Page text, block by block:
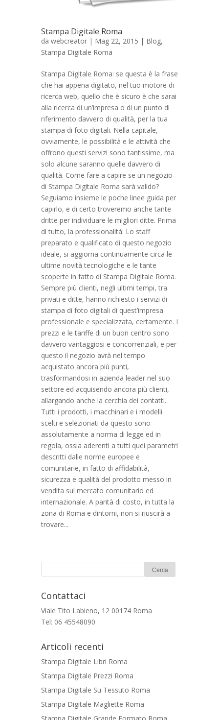
Stampa Digitale Roma
da webcreator | Mag 22, 2015 | Blog,
Stampa Digitale Roma
Stampa Digitale Roma: se questa è la frase
che hai appena digitato, nel tuo motore di
ricerca web, quello che è sicuro è che sarai
alla ricerca di un’impresa o di un punto di
riferimento davvero di qualità, per la tua
stampa di foto digitali. Nella capitale,
ovviamente, le possibilità e le attività che
offrono questi servizi sono tantissime, ma
solo alcune saranno quelle davvero di
qualità. Come fare a capire se un negozio
di Stampa Digitale Roma sarà valido?
Seguiamo insieme le poche linee guida per
capirlo, e di certo troveremo anche tante
dritte per individuare le migliori ditte. Prima
di tutto, la professionalità: Lo staff
preparato e qualificato di questo negozio
ideale, si aggiorna continuamente circa le
ultime novità tecnologiche e le tante
scoperte in fatto di Stampa Digitale Roma.
Sempre più clienti, negli ultimi tempi, tra
privati e ditte, hanno richiesto i servizi di
stampa di foto digitali di quest’impresa
professionale e specializzata, certamente. I
prezzi e le tariffe di un buon centro sono
davvero vantaggiosi e concorrenziali, e per
questo il negozio avrà nel tempo
acquistato ancora più punti,
trasformandosi in azienda leader nel suo
settore ed acquisendo ancora più clienti,
allargando anche la cerchia dei contatti.
Tutti i prodotti, i macchinari e i modelli
scelti e selezionati da questo sono
assolutamente a norma di legge ed in
regola, ossia aderenti a tutti quei parametri
descritti dalle norme europee e
comunitarie, in fatto di affidabilità,
sicurezza e qualità del prodotto messo in
vendita sul mercato comunitario ed
internazionale. A parità di costo, in tutta la
zona di Roma e dintorni, non si riuscirà a
trovare...
Contattaci
Viale Tito Labieno, 12 00174 Roma
Tel: 06 45548090
Articoli recenti
Stampa Digitale Libri Roma
Stampa Digitale Prezzi Roma
Stampa Digitale Su Tessuto Roma
Stampa Digitale Magliette Roma
Stampa Digitale Grande Formato Roma